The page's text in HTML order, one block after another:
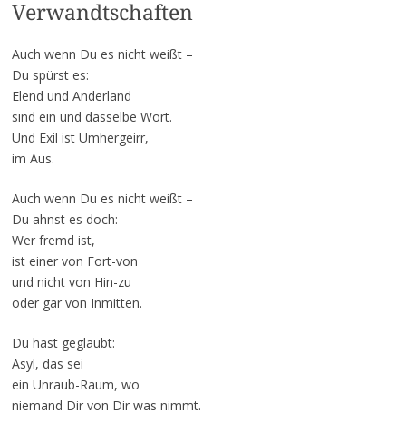
Verwandtschaften
Auch wenn Du es nicht weißt –
Du spürst es:
Elend und Anderland
sind ein und dasselbe Wort.
Und Exil ist Umhergeirr,
im Aus.
Auch wenn Du es nicht weißt –
Du ahnst es doch:
Wer fremd ist,
ist einer von Fort-von
und nicht von Hin-zu
oder gar von Inmitten.
Du hast geglaubt:
Asyl, das sei
ein Unraub-Raum, wo
niemand Dir von Dir was nimmt.